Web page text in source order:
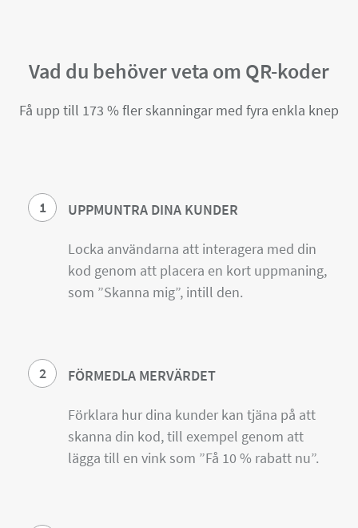
Vad du behöver veta om QR-koder
Få upp till 173 % fler skanningar med fyra enkla knep
1 UPPMUNTRA DINA KUNDER
Locka användarna att interagera med din
kod genom att placera en kort uppmaning,
som ”Skanna mig”, intill den.
2 FÖRMEDLA MERVÄRDET
Förklara hur dina kunder kan tjäna på att
skanna din kod, till exempel genom att
lägga till en vink som ”Få 10 % rabatt nu”.